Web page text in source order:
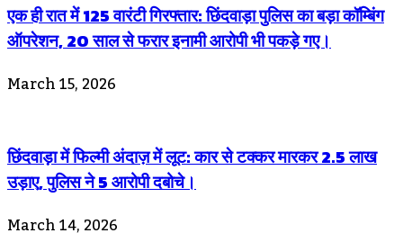
एक ही रात में 125 वारंटी गिरफ्तार: छिंदवाड़ा पुलिस का बड़ा कॉम्बिंग
ऑपरेशन, 20 साल से फरार इनामी आरोपी भी पकड़े गए।
March 15, 2026
छिंदवाड़ा में फिल्मी अंदाज़ में लूट: कार से टक्कर मारकर 2.5 लाख
उड़ाए, पुलिस ने 5 आरोपी दबोचे।
March 14, 2026